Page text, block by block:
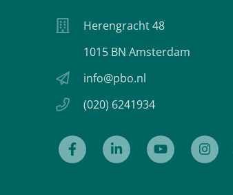
Herengracht 48
1015 BN Amsterdam
info@pbo.nl
(020) 6241934